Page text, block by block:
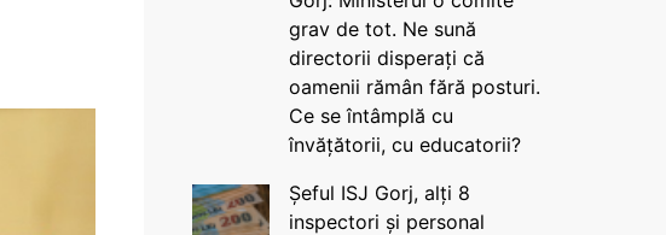
grav de tot. Ne sună
directorii disperați că
oamenii rămân fără posturi.
Ce se întâmplă cu
învățătorii, cu educatorii?
Șeful ISJ Gorj, alți 8
inspectori și personal